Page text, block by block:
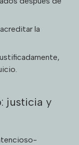
la
justicia y